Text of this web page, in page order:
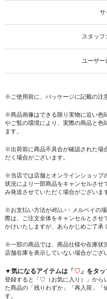
サ
スタッフ
ユーザー
※ご使用前に、パッケージに記載の注
※商品画像はできる限り実物に近い色
やご覧の環境により、実際の商品と
ます。
※出荷前に商品不具合が確認された場
だく場合がございます。
※当店では店舗とオンラインショップ
状況により一部商品をキャンセルさ
み発送させていただく場合がございま
※お支払い方法がd払い・メルペイの
際は、ご注文全体をキャンセルとさせ
かけいたしますが、あらかじめご了承
※一部の商品では、商品仕様や在庫状
店舗在庫を表示していない場合がござ
▼気になるアイテムは「♡ 」をタ
登録すると「♡（お気に入り）」から
た商品の「残りわずか」「再入荷」「
す。